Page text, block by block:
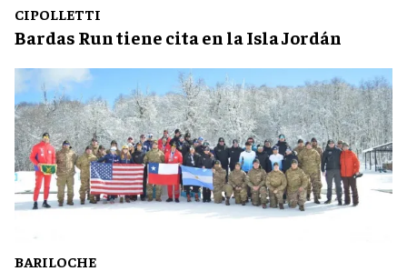
CIPOLLETTI
Bardas Run tiene cita en la Isla Jordán
BARILOCHE